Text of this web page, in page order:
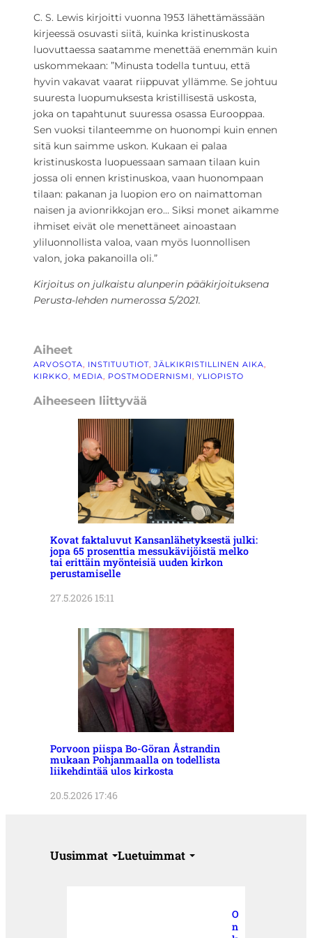
C. S. Lewis kirjoitti vuonna 1953 lähettämässään
kirjeessä osuvasti siitä, kuinka kristinuskosta
luovuttaessa saatamme menettää enemmän kuin
uskommekaan: ”Minusta todella tuntuu, että
hyvin vakavat vaarat riippuvat yllämme. Se johtuu
suuresta luopumuksesta kristillisestä uskosta,
joka on tapahtunut suuressa osassa Eurooppaa.
Sen vuoksi tilanteemme on huonompi kuin ennen
sitä kun saimme uskon. Kukaan ei palaa
kristinuskosta luopuessaan samaan tilaan kuin
jossa oli ennen kristinuskoa, vaan huonompaan
tilaan: pakanan ja luopion ero on naimattoman
naisen ja avionrikkojan ero… Siksi monet aikamme
ihmiset eivät ole menettäneet ainoastaan
yliluonnollista valoa, vaan myös luonnollisen
valon, joka pakanoilla oli.”
Kirjoitus on julkaistu alunperin pääkirjoituksena
Perusta-lehden numerossa 5/2021.
Aiheet
ARVOSOTA, INSTITUUTIOT, JÄLKIKRISTILLINEN AIKA
KIRKKO, MEDIA, POSTMODERNISMI, YLIOPISTO
Aiheeseen liittyvää
Kovat faktaluvut Kansanlähetyksestä julki:
jopa 65 prosenttia messukävijöistä melko
tai erittäin myönteisiä uuden kirkon
perustamiselle
27.5.2026 15:11
Porvoon piispa Bo-Göran Åstrandin
mukaan Pohjanmaalla on todellista
liikehdintää ulos kirkosta
20.5.2026 17:46
Uusimmat Luetuimmat
O
n